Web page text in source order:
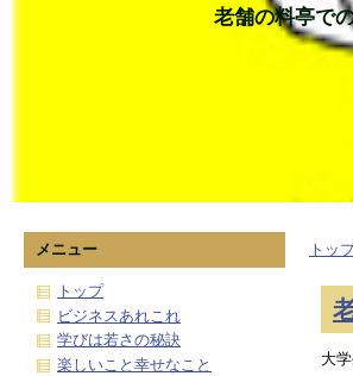
老舗の料亭で
トッ
大
メニュー
トップ
ビジネスあれこれ
学びは若さの秘訣
楽しいこと幸せなこと